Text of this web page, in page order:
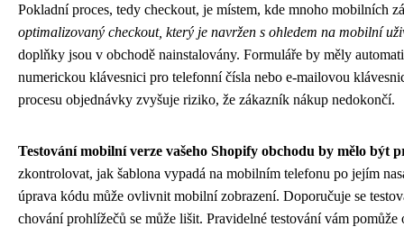
Pokladní proces, tedy checkout, je místem, kde mnoho mobilních
optimalizovaný checkout, který je navržen s ohledem na mobilní
doplňky jsou v obchodě nainstalovány. Formuláře by měly
numerickou klávesnici pro telefonní čísla nebo e-mailovou
procesu objednávky zvyšuje riziko, že zákazník nákup nedokončí.
Testování mobilní verze vašeho Shopify obchodu by mělo být
zkontrolovat, jak šablona vypadá na mobilním telefonu po jejím
úprava kódu může ovlivnit mobilní zobrazení. Doporučuje se
chování prohlížečů se může lišit. Pravidelné testování vám